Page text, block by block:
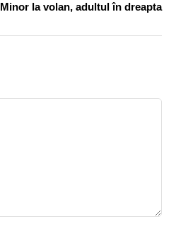
Minor la volan, adultul în dreapta